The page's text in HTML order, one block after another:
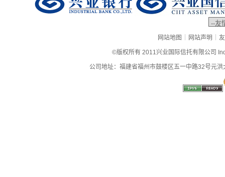
网站地图 | 网站声明 |
©版权所有 2011兴业国际信托有限公司
公司地址：福建省福州市鼓楼区五一中路32号元